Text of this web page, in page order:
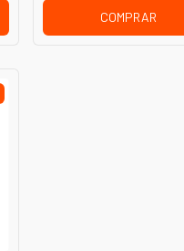
COMPRAR